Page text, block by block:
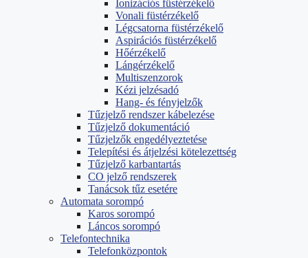
Ionizációs füstérzékelő
Vonali füstérzékelő
Légcsatorna füstérzékelő
Aspirációs füstérzékelő
Hőérzékelő
Lángérzékelő
Multiszenzorok
Kézi jelzésadó
Hang- és fényjelzők
Tűzjelző rendszer kábelezése
Tűzjelző dokumentáció
Tűzjelzők engedélyeztetése
Telepítési és átjelzési kötelezettség
Tűzjelző karbantartás
CO jelző rendszerek
Tanácsok tűz esetére
Automata sorompó
Karos sorompó
Láncos sorompó
Telefontechnika
Telefonközpontok